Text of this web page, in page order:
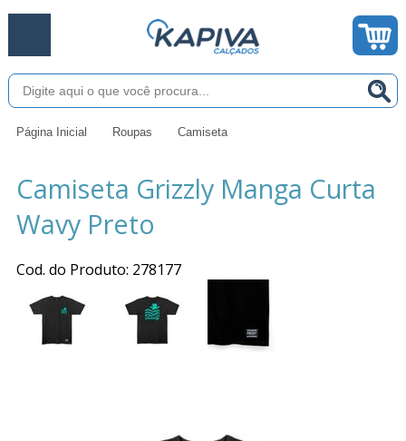
Página Inicial Roupas Camiseta
Camiseta Grizzly Manga Curta
Wavy Preto
Cod. do Produto: 278177